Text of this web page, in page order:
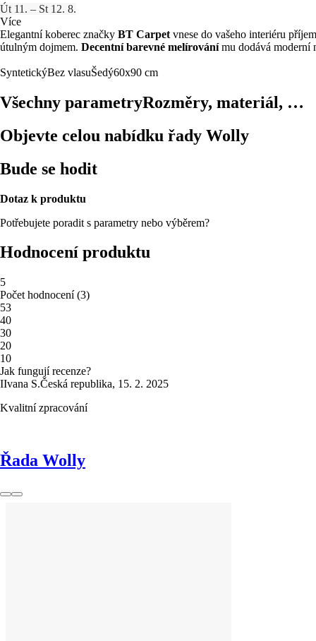
Út 11. – St 12. 8.
Více
Elegantní koberec značky BT Carpet vnese do vašeho interiéru
útulným dojmem. Decentní barevné melírovánímu dodává moderní
SyntetickýBez vlasuŠedý60x90 cm
Všechny parametryRozměry, materiál, …
Objevte celou nabídku řady Wolly
Bude se hodit
Dotaz k produktu
Potřebujete poradit s parametry nebo výběrem?
Hodnocení produktu
5
Počet hodnocení(3)
53
40
30
20
10
Jak fungují recenze?
IIvana S.Česká republika, 15. 2. 2025
Kvalitní zpracování
Řada Wolly